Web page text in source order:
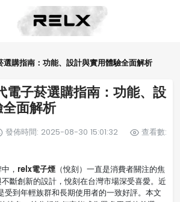
選購指南：功能、設計與實用體驗全面解析
電子菸選購指南：功能、設
面解析
發佈時間: 2025-08-30 15:01:32
查看數:
， relx電子煙 （悅刻）一直是消費者關注的焦
斷創新的設計，悅刻在台灣市場深受喜愛。近
受到年輕族群和長期使用者的一致好評。本文